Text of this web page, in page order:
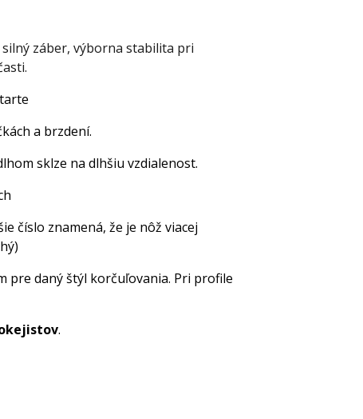
záber, výborna stabilita pri
a brzdení.
sklze na dlhšiu vzdialenost.
číslo znamená, že je nôž viacej
pre daný štýl korčuľovania. Pri profile
.